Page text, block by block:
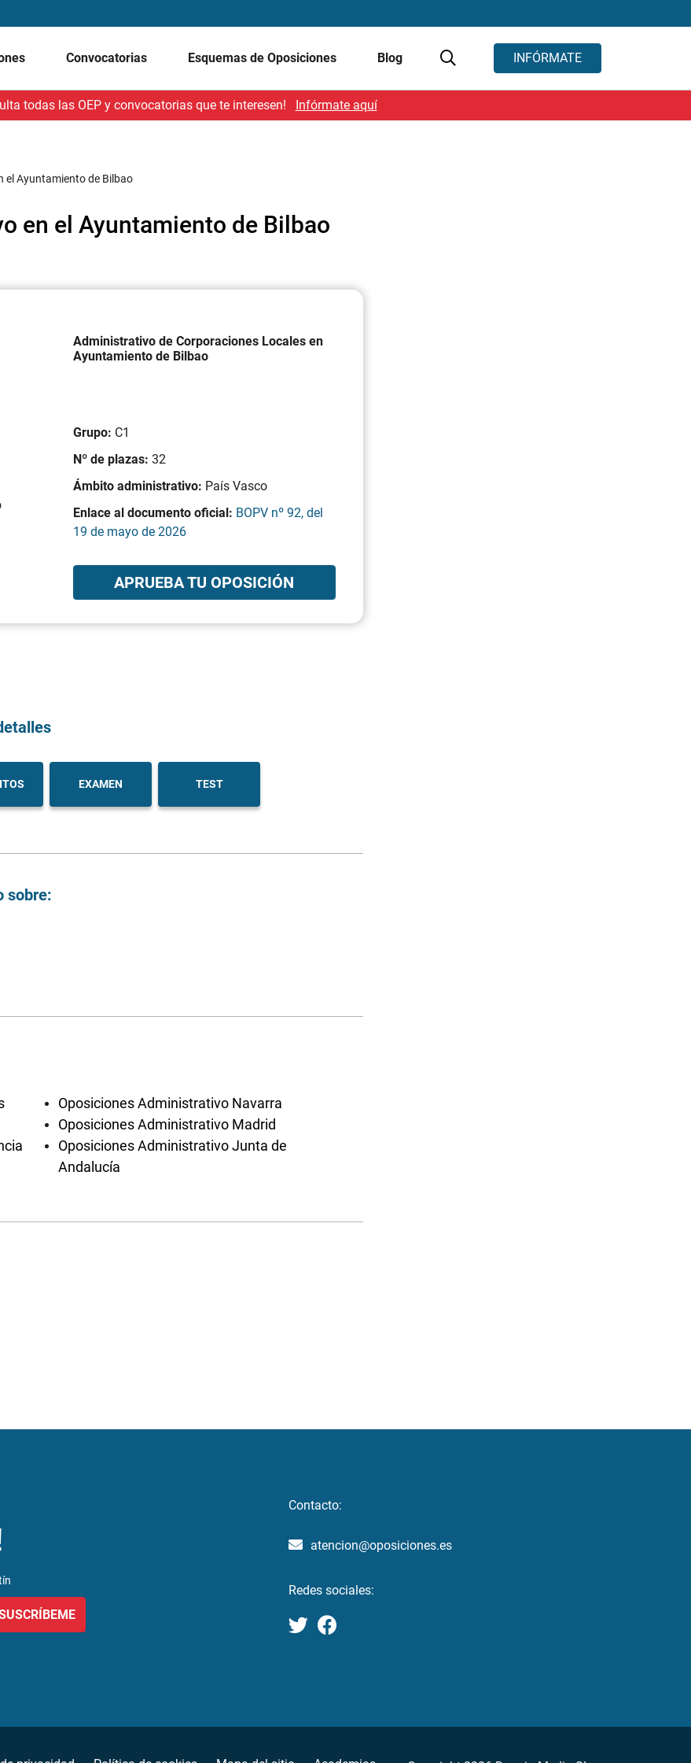
Convocatorias Esquemas de Oposiciones Blog INFÓRMATE
todas las OEP y convocatorias que te interesen! Infórmate aquí
el Ayuntamiento de Bilbao
en el Ayuntamiento de Bilbao
Administrativo de Corporaciones Locales en
Ayuntamiento de Bilbao
Grupo: C1
Nº de plazas: 32
Ámbito administrativo: País Vasco
Enlace al documento oficial: BOPV nº 92, del
19 de mayo de 2026
APRUEBA TU OPOSICIÓN
EXAMEN TEST
sobre:
Oposiciones Administrativo Navarra
Oposiciones Administrativo Madrid
Oposiciones Administrativo Junta de
Andalucía
Contacto:
atencion@oposiciones.es
Redes sociales: